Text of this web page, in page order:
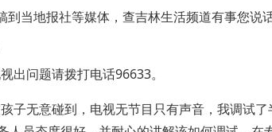
到当地报社等媒体，查吉林生活频道有事您说
出问题请拨打电话96633。
子无意碰到，电视无节目只有声音，我调试